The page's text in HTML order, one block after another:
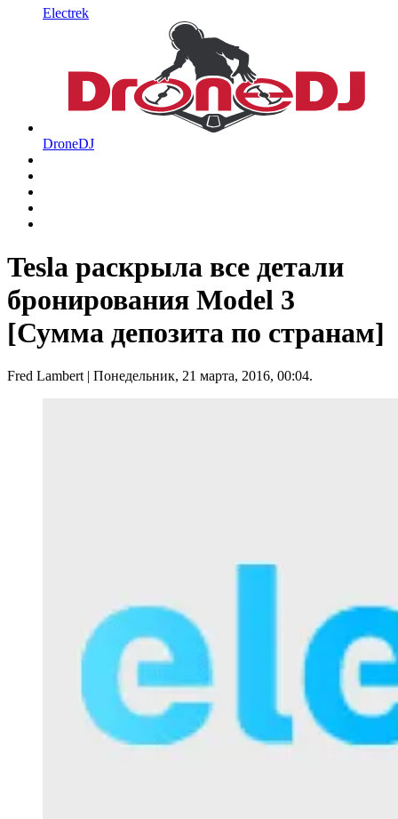
Electrek
DroneDJ
Tesla раскрыла все детали
бронирования Model 3
[Сумма депозита по странам]
Fred Lambert| Понедельник, 21 марта, 2016, 00:04.